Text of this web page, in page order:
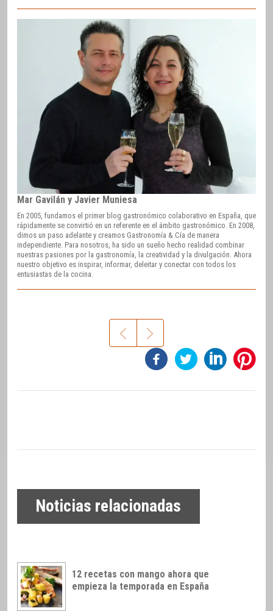
Mar Gavilán y Javier Muniesa
En 2005, fundamos el primer blog gastronómico colaborativo en España, que
rápidamente se convirtió en un referente en el ámbito gastronómico. En 2008,
dimos un paso adelante y creamos Gastronomía & Cía de manera
independiente. Para nosotros, ha sido un sueño hecho realidad combinar
nuestras pasiones por la gastronomía, la creatividad y la divulgación. Ahora
nuestro objetivo es inspirar, informar, deleitar y conectar con todos los
entusiastas de la cocina.
Noticias relacionadas
12 recetas con mango ahora que
empieza la temporada en España